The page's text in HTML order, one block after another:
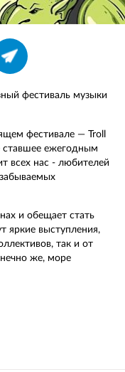
фестиваль музыки
фестивале — Troll
ставшее ежегодным
всех нас - любителей
и обещает стать
яркие выступления,
так и от
же, море